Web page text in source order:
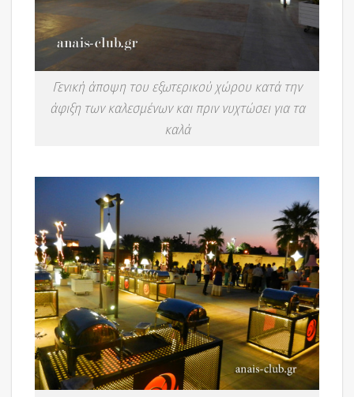
Γενική άποψη του εξωτερικού χώρου κατά την
άφιξη των καλεσμένων και πριν νυχτώσει για τα
καλά